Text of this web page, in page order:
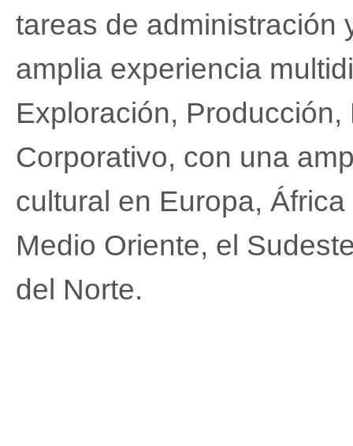
tareas de administración
amplia experiencia
Exploración,
Corporativo, con una
cultural en Europa,
Medio Oriente, el
del Norte.